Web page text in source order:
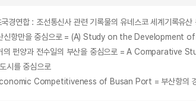
경연합 : 조선통신사 관련 기록물의 유네스코 세계기록유산
부산신항만을 중심으로 = (A) Study on the
시를 중심으로
Competitiveness of Busan Port = 부산항의 경제